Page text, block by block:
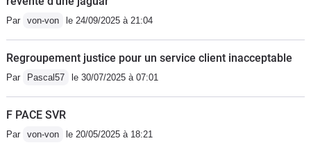
Par von-von le 24/09/2025 à 21:04
Regroupement justice pour un service client inacceptable
Par Pascal57 le 30/07/2025 à 07:01
F PACE SVR
Par von-von le 20/05/2025 à 18:21